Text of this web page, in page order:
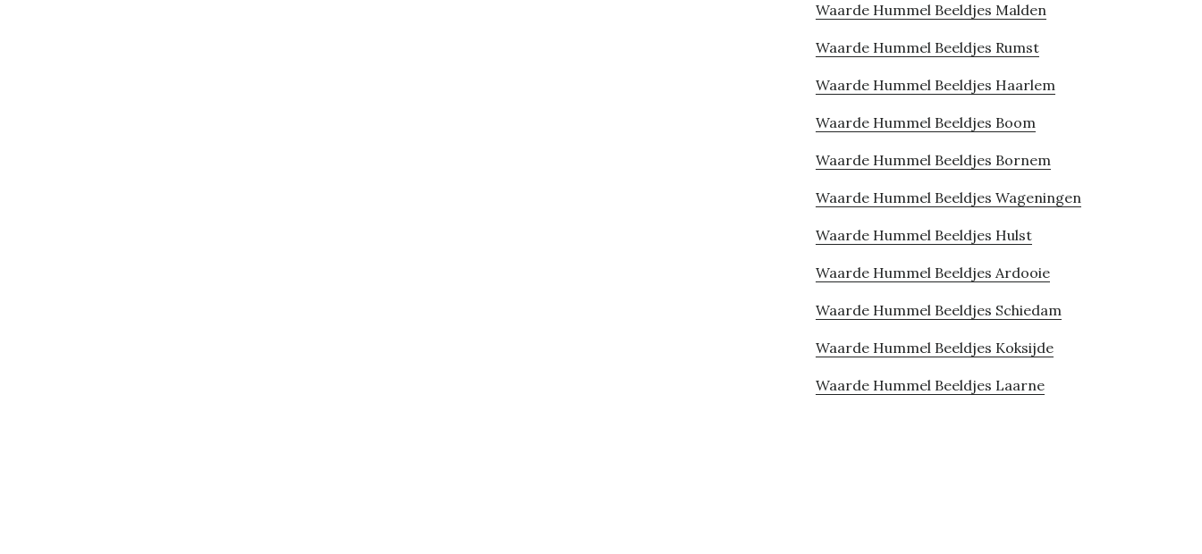
Waarde Hummel Beeldjes Malden
Waarde Hummel Beeldjes Rumst
Waarde Hummel Beeldjes Haarlem
Waarde Hummel Beeldjes Boom
Waarde Hummel Beeldjes Bornem
Waarde Hummel Beeldjes Wageningen
Waarde Hummel Beeldjes Hulst
Waarde Hummel Beeldjes Ardooie
Waarde Hummel Beeldjes Schiedam
Waarde Hummel Beeldjes Koksijde
Waarde Hummel Beeldjes Laarne